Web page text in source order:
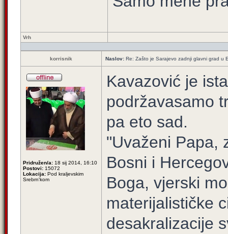
Vrh
korrisnik Naslov: Re: Zašto je Sarajevo zadnji glavni grad u
Pridružen/a: 18 sij 2014, 16:10
Postovi: 15072
Lokacija: Pod kraljevskim
Srebrn'kom
Kavazović je
podržavasamo
pa eto sad.
"Uvaženi Papa,
Bosni i
Boga, vjerski
materijalističke
desakralizacije